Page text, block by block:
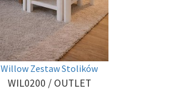
Willow Zestaw Stolików
WIL0200 / OUTLET